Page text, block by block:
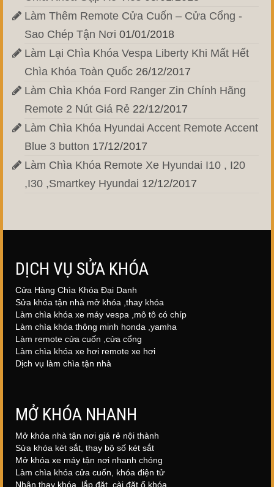
Làm Thêm Remote Cửa Cuốn – Cửa Cổng -
Sao Chép Tận Nơi 01/01/2018
Làm Lại Chìa Khóa Vespa Liberty Khi Mất Hết
Chìa Khóa Toàn Quốc 26/12/2017
Làm Chìa Khóa Ford Ranger Zin Chính Hãng
Remote 2 Nút Giá Rẻ 22/12/2017
Làm Chìa Khóa Hyundai Accent Remote Accent
Blue 3 button 17/12/2017
Làm Chìa Khóa Remote Xe Hyundai I10 , I20
,I30 ,Smartkey Hyundai 12/12/2017
DỊCH VỤ SỬA KHÓA
Cửa Hàng Chìa Khóa Đại Danh
Sửa khóa tận nhà mở khóa ,thay khóa
Làm chìa khóa xe máy vespa ,mô tô có chíp
Làm chìa khóa thông minh honda ,yamha
Làm remote cửa cuốn ,cửa cổng
Làm chìa khóa xe hơi remote xe hơi
Dịch vụ làm chìa tận nhà
MỞ KHÓA NHANH
Mở khóa nhà tận nơi giá rẻ nội thành
Sửa khóa két sắt, thay bộ số két sắt
Mở khóa xe máy tận nơi nhanh chóng
Làm chìa khóa cửa cuốn, khóa điện tử
Nhận thay khóa, lắp đặt, cài đặt ổ khóa